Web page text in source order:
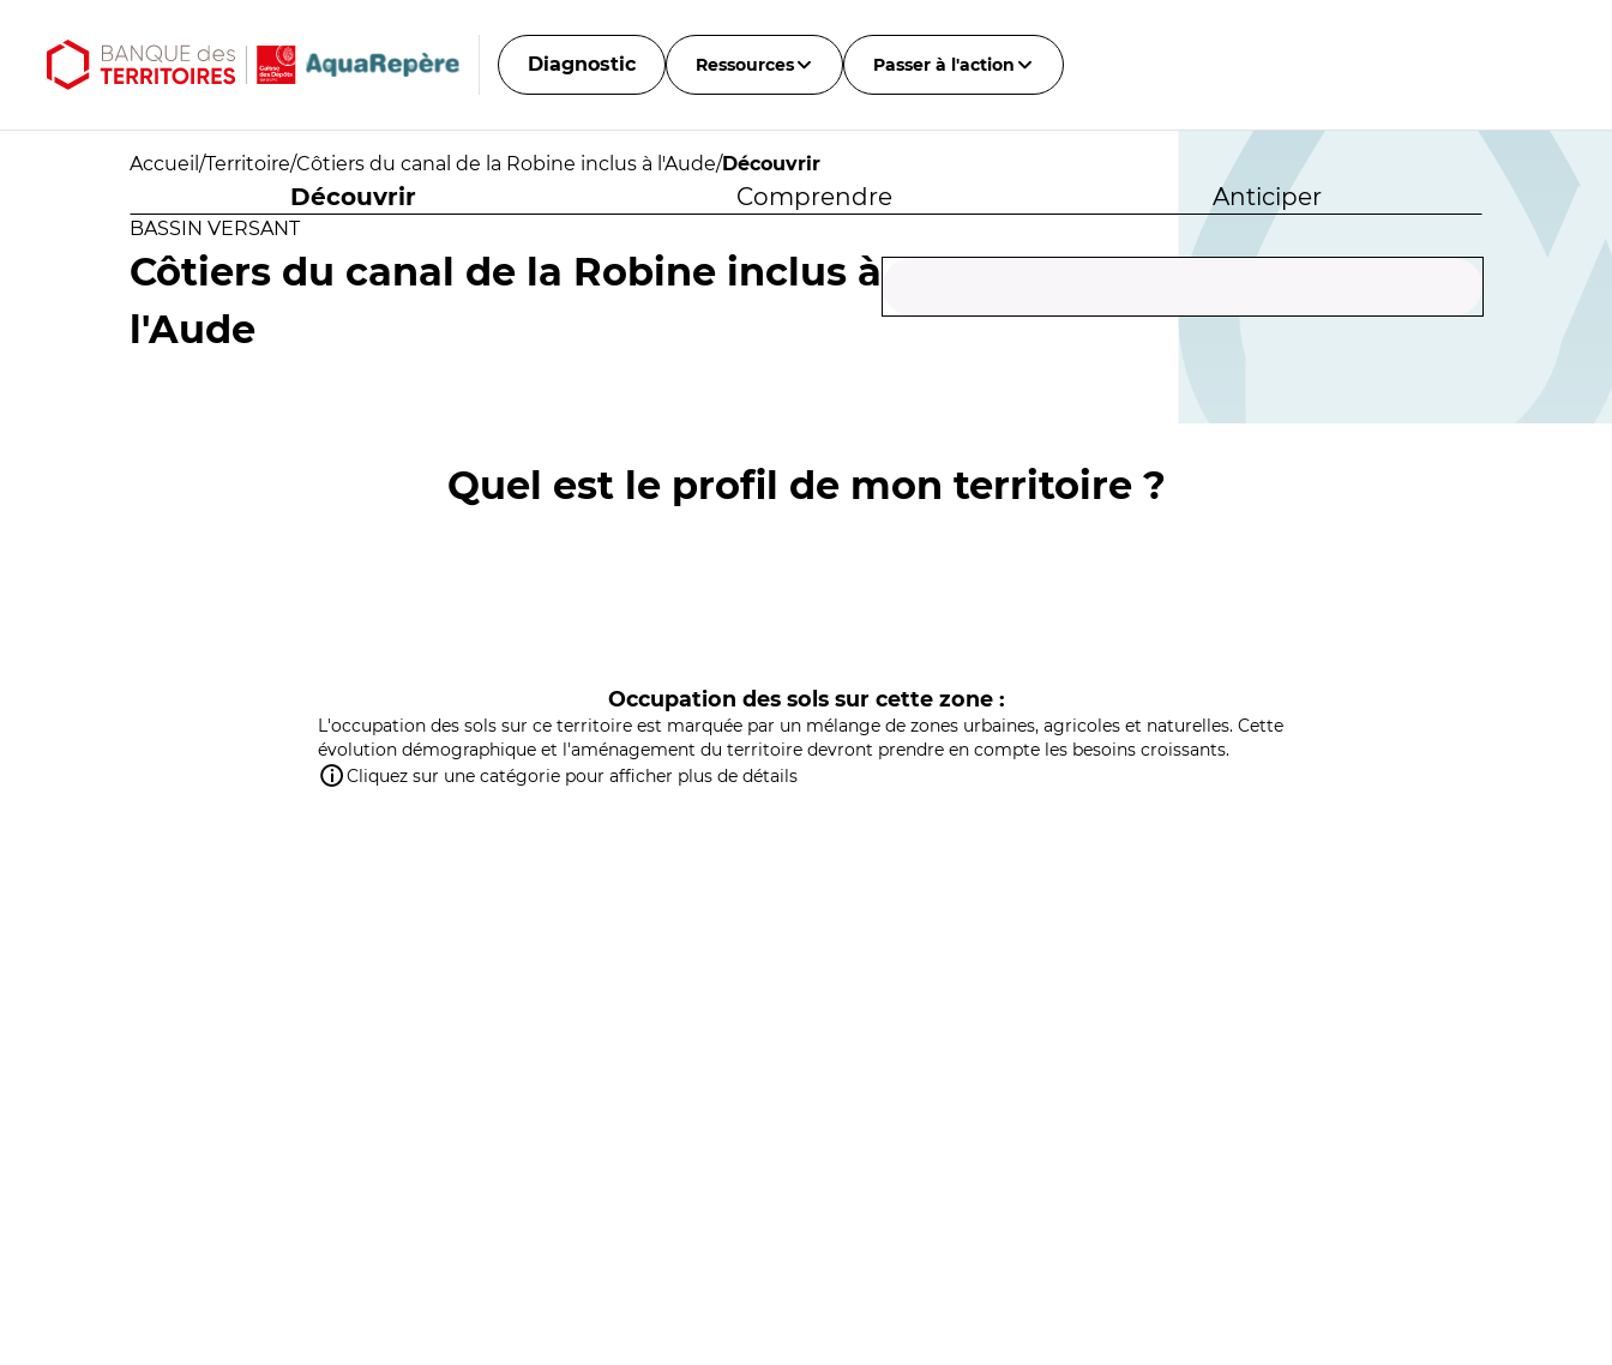
Diagnostic Ressources Passer à l'action
Accueil /Territoire/Côtiers du canal de la Robine inclus à l'Aude/Découvrir
Découvrir Comprendre Anticiper
BASSIN VERSANT
Côtiers du canal de la Robine inclus à
l'Aude
Quel est le profil de mon territoire ?
Occupation des sols sur cette zone :
L'occupation des sols sur ce territoire est marquée par un mélange de zones urbaines, agricoles et naturelles. Cette
évolution démographique et l'aménagement du territoire devront prendre en compte les besoins croissants.
Cliquez sur une catégorie pour afficher plus de détails